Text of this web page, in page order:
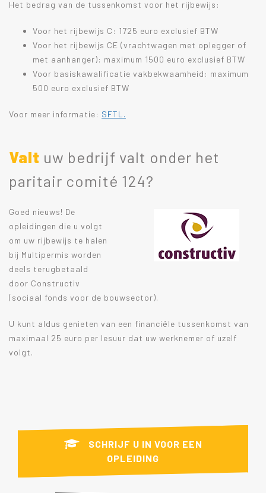
Het bedrag van de tussenkomst voor het rijbewijs:
Voor het rijbewijs C: 1725 euro exclusief BTW
Voor het rijbewijs CE (vrachtwagen met oplegger of
met aanhanger): maximum 1500 euro exclusief BTW
Voor basiskawalificatie vakbekwaamheid: maximum
500 euro exclusief BTW
Voor meer informatie: SFTL.
Valt uw bedrijf valt onder het
paritair comité 124?
Goed nieuws! De
opleidingen die u volgt
om uw rijbewijs te halen
bij Multipermis worden
deels terugbetaald
door Constructiv
(sociaal fonds voor de bouwsector).
U kunt aldus genieten van een financiële tussenkomst van
maximaal 25 euro per lesuur dat uw werknemer of uzelf
volgt.
SCHRIJF U IN VOOR EEN
OPLEIDING